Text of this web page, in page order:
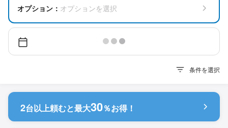
オプション： オプションを選択
条件を選択
2台以上頼むと最大30％お得！